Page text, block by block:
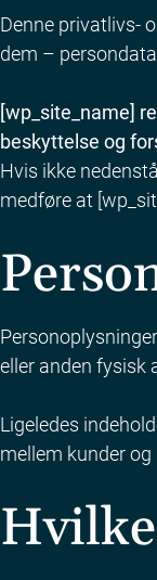
Denne privatlivs-
dem –
[wp_site_name]
beskyttelse og
Hvis ikke
medføre at
eller anden fysisk
Ligeledes
mellem kunder og